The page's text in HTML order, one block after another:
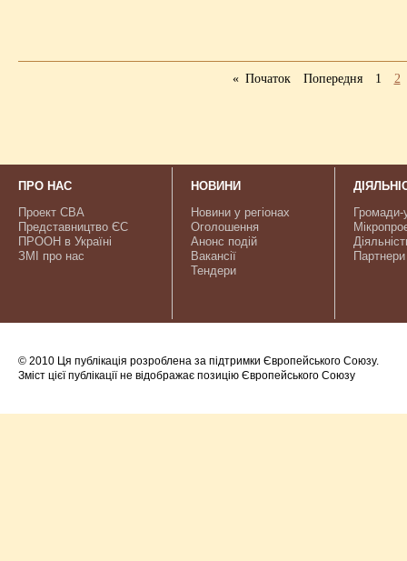
« Початок Попередня 1 2
ПРО НАС
Проект CBA
Представництво ЄС
ПРООН в Україні
ЗМІ про нас
НОВИНИ
Новини у регіонах
Оголошення
Анонс подій
Вакансії
Тендери
Громади-
Партнери
© 2010 Ця публікація розроблена за підтримки Європейського Союзу.
Зміст цієї публікації не відображає позицію Європейського Союзу